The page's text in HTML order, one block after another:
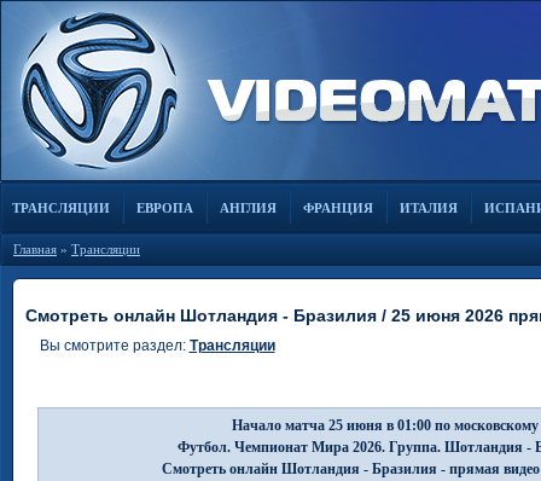
ТРАНСЛЯЦИИ ЕВРОПА АНГЛИЯ ФРАНЦИЯ ИТАЛИЯ
Главная » Трансляции
Смотреть онлайн Шотландия - Бразилия / 25 июня 2026
Вы смотрите раздел: Трансляции
Начало матча 25 июня в 01:00 по
Футбол. Чемпионат Мира 2026. Группа. Шотландия -
Смотреть онлайн Шотландия - Бразилия - прямая